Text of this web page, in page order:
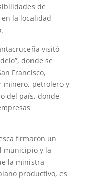
de
la localidad
visitó
donde se
Francisco,
minero, petrolero y
del país, donde
firmaron un
municipio y la
la ministra
productivo, es